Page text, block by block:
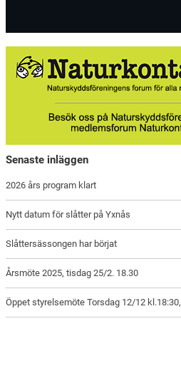
Senaste inläggen
2026 års program klart
Nytt datum för slåtter på Yxnås
Slåttersässongen har börjat
Årsmöte 2025, tisdag 25/2. 18.30
Öppet styrelsemöte Torsdag 12/12 kl.18:30,